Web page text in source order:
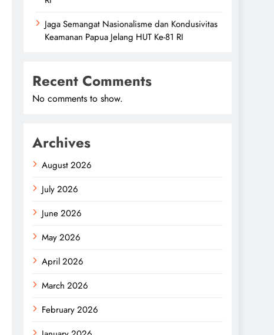
Jaga Semangat Nasionalisme dan Kondusivitas
Keamanan Papua Jelang HUT Ke-81 RI
Recent Comments
No comments to show.
Archives
August 2026
July 2026
June 2026
May 2026
April 2026
March 2026
February 2026